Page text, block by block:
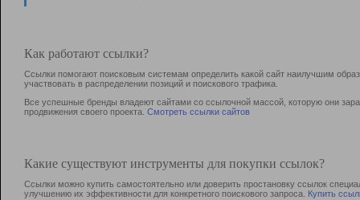
Как работают ссылки?
Ссылки помогают поисковым системам определить какой сайт наилучшим
участвовать в раcпределении позиций и поискового трафика.
Все успешные бренды владеют сайтами со ссылочной массой, которую они
продвижения своего проекта. Смотреть ссылки сайтов
Какие существуют инструменты для покупки ссылок?
Ссылки можно купить самостоятельно или доверить простановку ссылок
улучшению их эффективности для конкретного поискового запроса. Купить